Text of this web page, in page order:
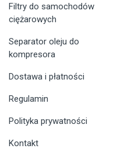
Filtry do samochodów
ciężarowych
Separator oleju do
kompresora
Dostawa i płatności
Regulamin
Polityka prywatności
Kontakt